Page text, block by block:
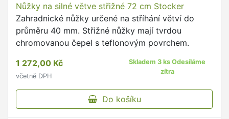
Nůžky na silné větve střižné 72 cm Stocker
Zahradnické nůžky určené na stříhání větví do
průměru 40 mm. Střižné nůžky mají tvrdou
chromovanou čepel s teflonovým povrchem.
1 272,00 Kč
včetně DPH
Skladem 3 ks Odesíláme
zítra
Do košíku